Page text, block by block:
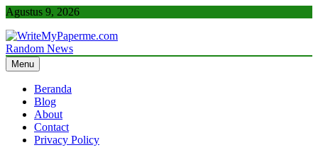
Skip
content
Agustus 9, 2026
WriteMyPaperme.com
Bisnis, Kuliner, Teknologi
Random News
Menu
Beranda
Blog
About
Contact
Privacy Policy